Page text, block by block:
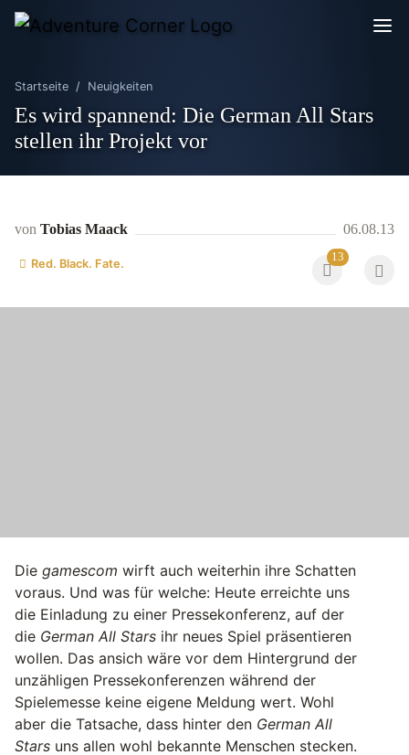
Startseite Neuigkeiten
Es wird spannend: Die German All Stars
stellen ihr Projekt vor
von Tobias Maack 06.08.13
Red. Black. Fate. 13
Die gamescom wirft auch weiterhin ihre Schatten
voraus. Und was für welche: Heute erreichte uns
die Einladung zu einer Pressekonferenz, auf der
die German All Stars ihr neues Spiel präsentieren
wollen. Das ansich wäre vor dem Hintergrund der
unzähligen Pressekonferenzen während der
Spielemesse keine eigene Meldung wert. Wohl
aber die Tatsache, dass hinter den German All
Stars uns allen wohl bekannte Menschen stecken.